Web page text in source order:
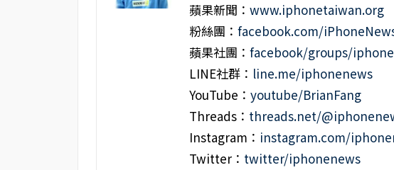
蘋果新聞： www.iphonetaiwan.org
粉絲團： facebook.com/
蘋果社團： facebook/groups/
LINE社群： line.me/iphonenews
YouTube： youtube/BrianFang
Threads： threads.net/
Instagram： instagram.com/
Twitter： twitter/iphonenews